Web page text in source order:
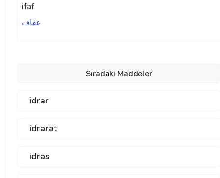
ifaf
عفاف
Sıradaki Maddeler
idrar
idrarat
idras